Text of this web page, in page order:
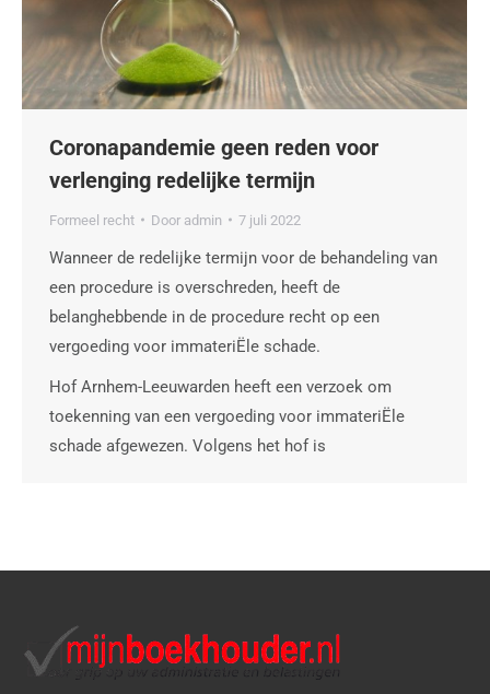
Coronapandemie geen reden voor
verlenging redelijke termijn
Formeel recht Door admin 7 juli 2022
Wanneer de redelijke termijn voor de behandeling van
een procedure is overschreden, heeft de
belanghebbende in de procedure recht op een
vergoeding voor immateriËle schade.
Hof Arnhem-Leeuwarden heeft een verzoek om
toekenning van een vergoeding voor immateriËle
schade afgewezen. Volgens het hof is